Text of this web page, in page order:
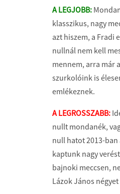
A LEGJOBB:
klasszikus, nagy
azt hiszem, a Fradi
nullnál nem kell
mennem, arra már
szurkolóink is
emlékeznek.
A LEGROSSZABB:
nullt mondanék,
null hatot 2013-ban
kaptunk nagy
bajnoki meccsen,
Lázok János